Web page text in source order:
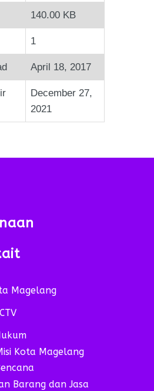
140.00 KB
1
April 18, 2017
December 27,
2021
Magelang
Kota Magelang
Barang dan Jasa